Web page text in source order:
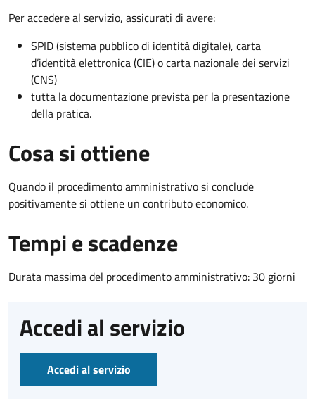
Per accedere al servizio, assicurati di avere:
SPID (sistema pubblico di identità digitale), carta
d’identità elettronica (CIE) o carta nazionale dei servizi
(CNS)
tutta la documentazione prevista per la presentazione
della pratica.
Cosa si ottiene
Quando il procedimento amministrativo si conclude
positivamente si ottiene un contributo economico.
Tempi e scadenze
Durata massima del procedimento amministrativo: 30 giorni
Accedi al servizio
Accedi al servizio